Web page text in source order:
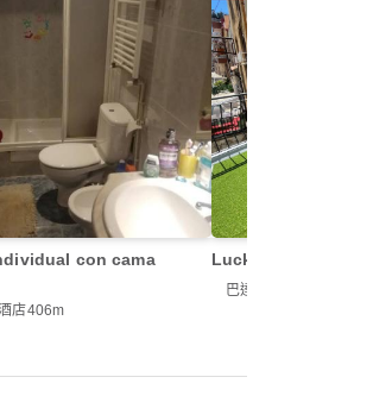
con cama
店406m
Lucky House
巴達洛納